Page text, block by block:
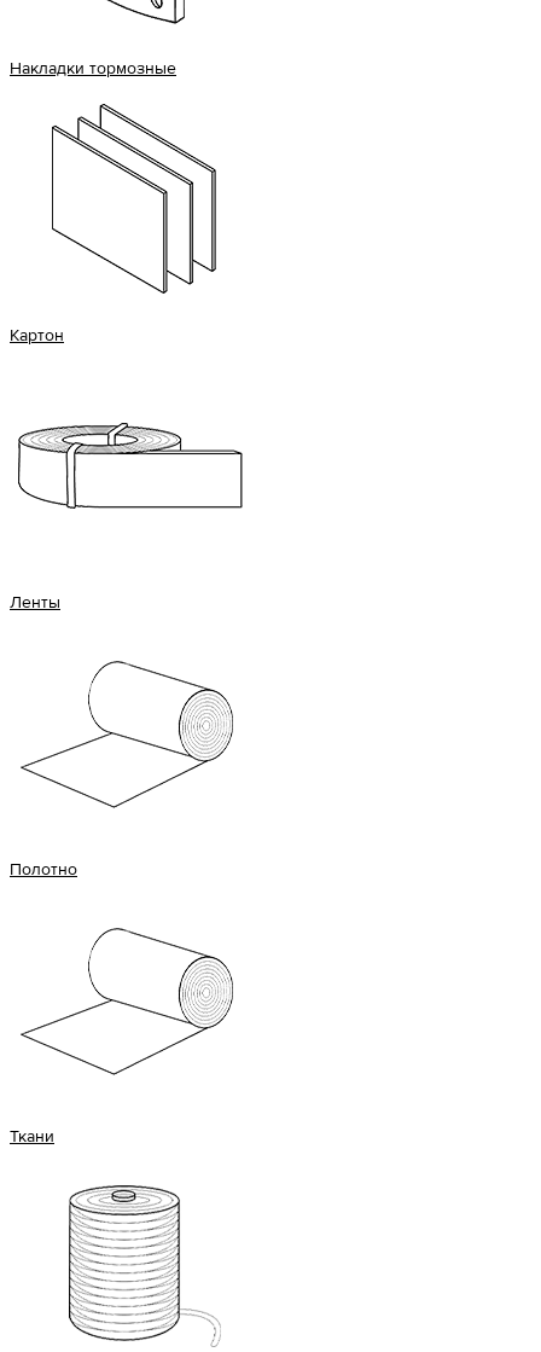
Накладки тормозные
Картон
Ленты
Полотно
Ткани